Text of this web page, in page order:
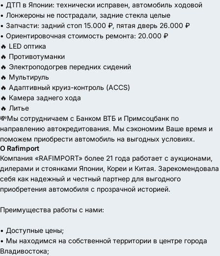
• ДТП в Японии: технически исправен, автомобиль ходовой
• Лонжероны не пострадали, задние стекла целые
• Запчасти: задний стоп 15.000 ₽, пятая дверь 26.000 ₽
• Ориентировочная стоимость ремонта: 20.000 ₽
🔥 LED оптика
🔥 Противотуманки
🔥 Электроподогрев передних сидений
🔥 Мультируль
🔥 Адаптивный круиз-контроль (ACCS)
🔥 Камера заднего хода
🔥 Литье
💸Мы сотрудничаем с Банком ВТБ и Примсоцбанк по
направлению автокредитования. Мы сэкономим Ваше время и
поможем приобрести автомобиль на выгодных условиях.
О Rafimport
Компания «RAFIMPORT» более 21 года работает с аукционами,
дилерами и стоянками Японии, Кореи и Китая. Зарекомендовала
себя как надежный и честный партнер для выгодного
приобретения автомобиля с прозрачной историей.
Преимущества работы с нами:
• Доступные цены;
• Мы находимся на собственной территории в центре города
Владивостока;